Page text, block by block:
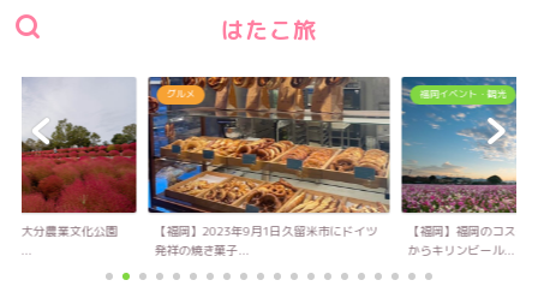
はたこ旅
！大分農業文化公園
キ...
グルメ
【福岡】2023年9月1日久留米市にドイツ
発祥の焼き菓子...
福岡イベント・観光
【福岡】福岡のコスモ
からキリンビール...